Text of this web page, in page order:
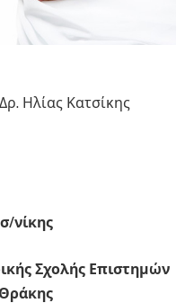
νίκης
Σχολής Επιστημών